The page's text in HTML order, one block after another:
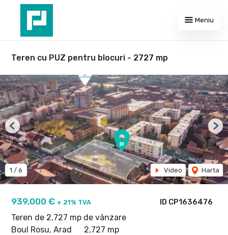
Meniu
Teren cu PUZ pentru blocuri - 2727 mp
ID CP1636476
939,000 € + 21% TVA
Teren de 2,727 mp de vânzare
Boul Rosu, Arad
2,727 mp
1 / 6 Video Harta
Previous